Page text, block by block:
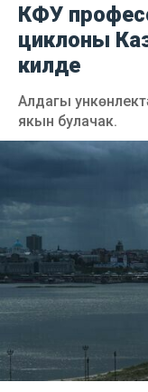
КФУ
циклоны
килде
Алдагы
якын булачак.